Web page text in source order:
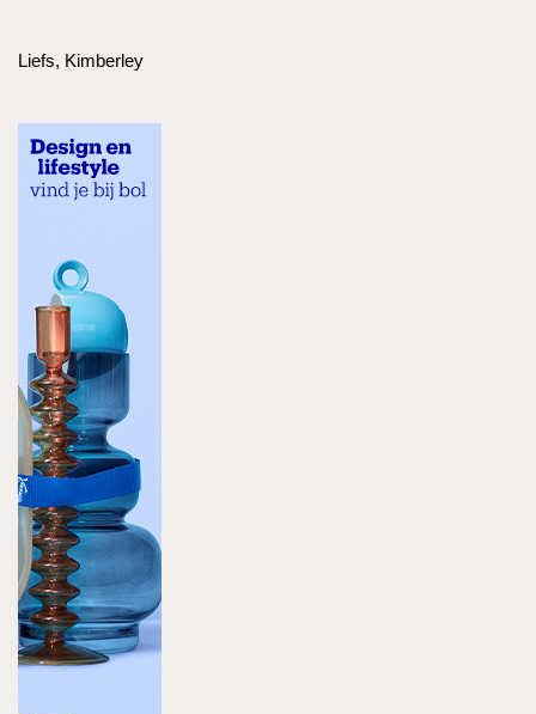
Liefs, Kimberley